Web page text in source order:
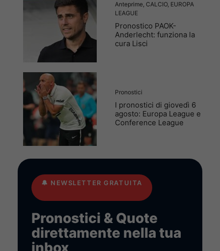
Anteprime, CALCIO, EUROPA
LEAGUE
Pronostico PAOK-
Anderlecht: funziona la
cura Lisci
Pronostici
I pronostici di giovedì 6
agosto: Europa League e
Conference League
🔔 NEWSLETTER GRATUITA
Pronostici & Quote
direttamente nella tua
inbox